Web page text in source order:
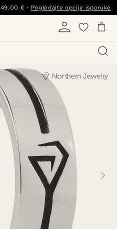
49,00 € - Pogledajte opcije isporuke